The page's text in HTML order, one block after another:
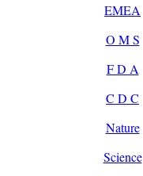
EMEA
O M S
F D A
C D C
Nature
Science